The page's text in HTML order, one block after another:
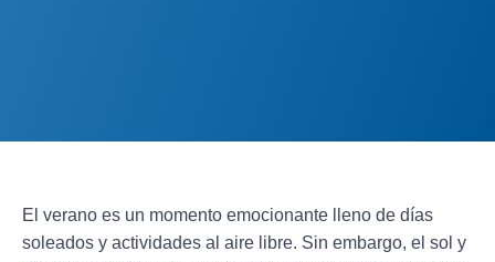
El verano es un momento emocionante lleno de días
soleados y actividades al aire libre. Sin embargo, el sol y